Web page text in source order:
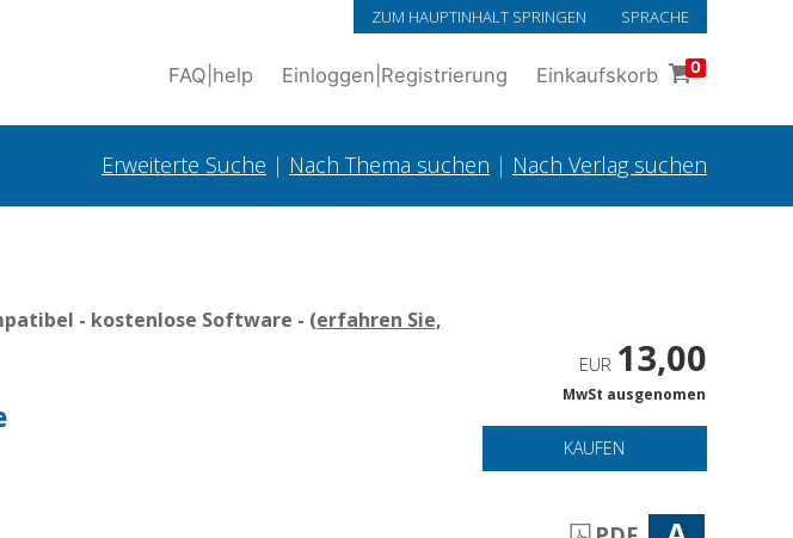
ZUM HAUPTINHALT SPRINGEN SPRACHE
FAQ help Einloggen Registrierung Einkaufskorb 0
Erweiterte Suche | Nach Thema suchen | Nach Verlag suchen
- kostenlose Software - (erfahren Sie,
EUR 13,00
MwSt ausgenomen
KAUFEN